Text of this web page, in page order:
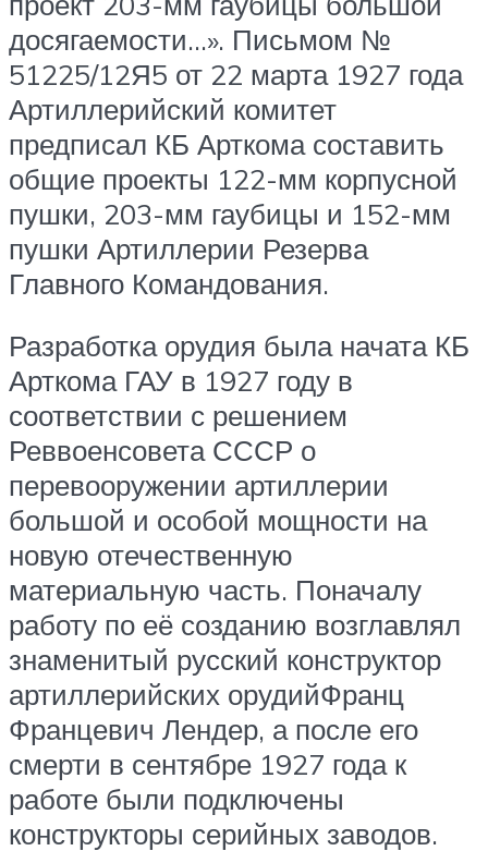
досягаемости…». Письмом №
51225/12Я5 от 22 марта 1927 года
Артиллерийский комитет
предписал КБ Арткома составить
общие проекты 122-мм корпусной
пушки, 203-мм гаубицы и 152-мм
пушки Артиллерии Резерва
Главного Командования.
Разработка орудия была начата КБ
Арткома ГАУ в 1927 году в
соответствии с решением
Реввоенсовета СССР о
перевооружении артиллерии
большой и особой мощности на
новую отечественную
материальную часть. Поначалу
работу по её созданию возглавлял
знаменитый русский конструктор
артиллерийских орудийФранц
Францевич Лендер, а после его
смерти в сентябре 1927 года к
работе были подключены
конструкторы серийных заводов.